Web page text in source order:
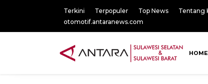
Terkini Terpopuler Top News Tentang
otomotif.antaranews.com
HOME